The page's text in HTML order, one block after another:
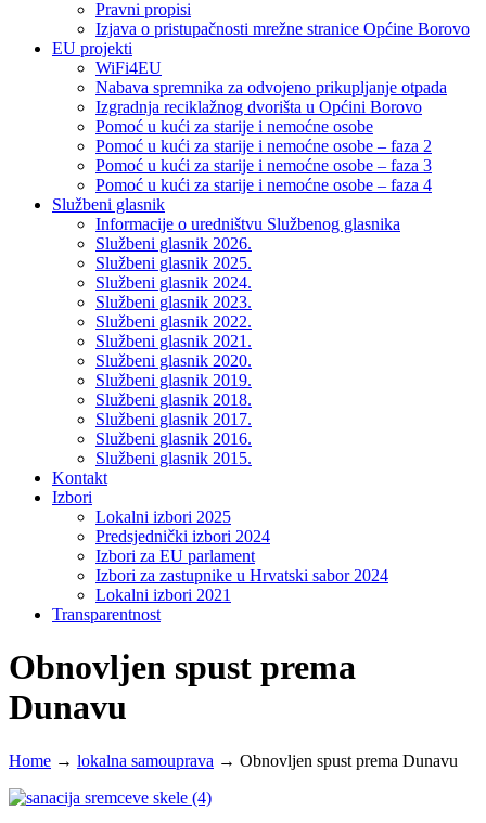
Pravni propisi
Izjava o pristupačnosti mrežne stranice Općine Borovo
EU projekti
WiFi4EU
Nabava spremnika za odvojeno prikupljanje otpada
Izgradnja reciklažnog dvorišta u Općini Borovo
Pomoć u kući za starije i nemoćne osobe
Pomoć u kući za starije i nemoćne osobe – faza 2
Pomoć u kući za starije i nemoćne osobe – faza 3
Pomoć u kući za starije i nemoćne osobe – faza 4
Službeni glasnik
Informacije o uredništvu Službenog glasnika
Službeni glasnik 2026.
Službeni glasnik 2025.
Službeni glasnik 2024.
Službeni glasnik 2023.
Službeni glasnik 2022.
Službeni glasnik 2021.
Službeni glasnik 2020.
Službeni glasnik 2019.
Službeni glasnik 2018.
Službeni glasnik 2017.
Službeni glasnik 2016.
Službeni glasnik 2015.
Kontakt
Izbori
Lokalni izbori 2025
Predsjednički izbori 2024
Izbori za EU parlament
Izbori za zastupnike u Hrvatski sabor 2024
Lokalni izbori 2021
Transparentnost
Obnovljen spust prema
Dunavu
Home → lokalna samouprava → Obnovljen spust prema Dunavu